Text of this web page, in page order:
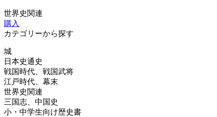
世界史関連
購入
カテゴリーから探す
城
日本史通史
戦国時代、戦国武将
江戸時代、幕末
世界史関連
三国志、中国史
小・中学生向け歴史書